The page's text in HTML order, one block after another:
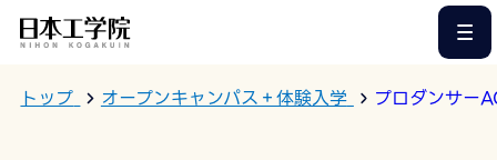
トップ オープンキャンパス＋体験入学 プロダンサー